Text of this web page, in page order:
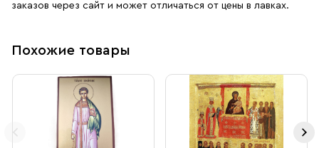
заказов через сайт и может отличаться от цены в лавках.
Похожие товары